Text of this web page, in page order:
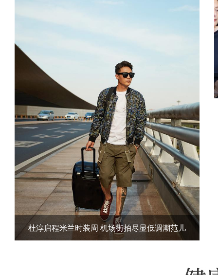
杜淳启程米兰时装周 机场街拍尽显低调潮范儿